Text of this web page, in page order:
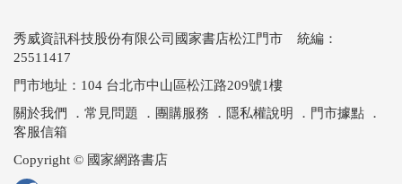
秀威資訊科技股份有限公司國家書店松江門市 統編：
25511417
門市地址：104 台北市中山區松江路209號1樓
關於我們
． 常見問題 ． 團購服務 ． 隱私權說明 ． 門市據點 ．
客服信箱
Copyright © 國家網路書店